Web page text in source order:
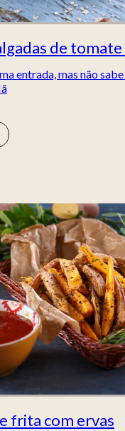
de tomate
entrada, mas não
frita com ervas